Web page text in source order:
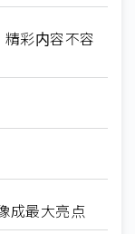
彩内容不容
成最大亮点